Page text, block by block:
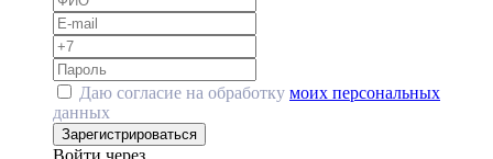
Даю согласие на обработку моих персональных
данных
Зарегистрироваться
Войти через